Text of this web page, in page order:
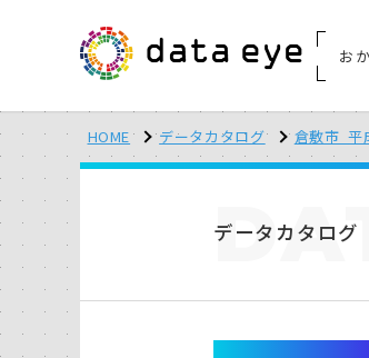
お
HOME データカタログ 倉敷市_平
データカタログ